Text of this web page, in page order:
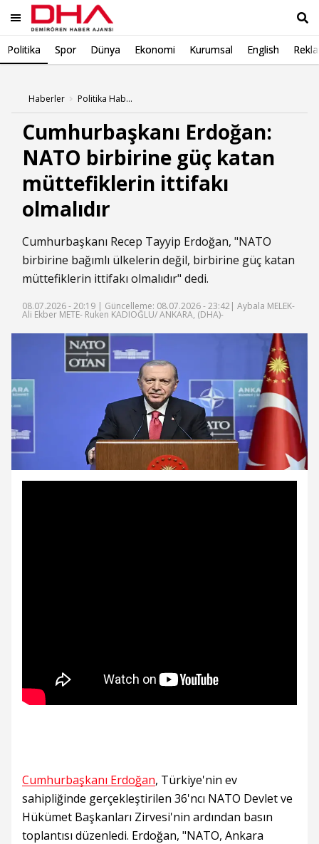
Politika Spor Dünya Ekonomi Kurumsal English
Haberler Politika Haberleri
Cumhurbaşkanı Erdoğan:
NATO birbirine güç katan
müttefiklerin ittifakı
olmalıdır
Cumhurbaşkanı Recep Tayyip Erdoğan, "NATO
birbirine bağımlı ülkelerin değil, birbirine güç katan
müttefiklerin ittifakı olmalıdır" dedi.
08.07.2026 - 20:19 | Güncelleme: 08.07.2026 - 23:42 | Aybala MELEK-
Ali Ekber METE- Ruken KADIOĞLU/ ANKARA, (DHA)-
Cumhurbaşkanı Erdoğan, Türkiye'nin ev
sahipliğinde gerçekleştirilen 36'ncı NATO Devlet ve
Hükümet Başkanları Zirvesi'nin ardından basın
toplantısı düzenledi. Erdoğan, "NATO, Ankara